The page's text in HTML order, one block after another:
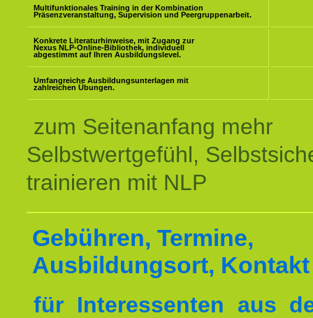
Multifunktionales Training in der Kombination
Präsenzveranstaltung, Supervision und Peergruppenarbeit.
Konkrete Literaturhinweise, mit Zugang zur
Nexus NLP-Online-Bibliothek, individuell
abgestimmt auf Ihren Ausbildungslevel.
Umfangreiche Ausbildungsunterlagen mit
zahlreichen Übungen.
zum Seitenanfang mehr
Selbstwertgefühl,
trainieren mit NLP
Gebühren, Termine,
Ausbildungsort, Kontakt
für Interessenten aus